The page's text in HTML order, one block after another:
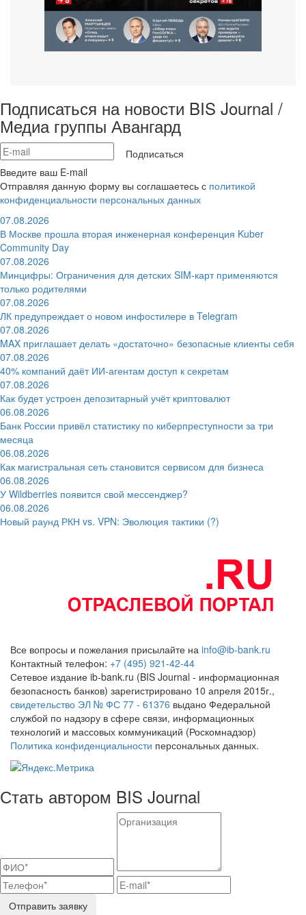
Подписаться на новости BIS Journal /
Медиа группы Авангард
Подписаться
Введите ваш E-mail
Отправляя данную форму вы соглашаетесь с политикой
конфиденциальности персональных данных
07.08.2026
В Москве прошла вторая инженерная конференция Kuber
Community Day
07.08.2026
Минцифры: Ограничения для детских SIM-карт применяются
только родителями
07.08.2026
ЛК предупреждает о новом инфостилере в Telegram
07.08.2026
MAX приглашает делать «достаточно» безопасные клиенты себя
07.08.2026
40% компаний даёт ИИ‑агентам доступ к секретам
07.08.2026
Как будет устроен депозитарный учёт криптовалют
06.08.2026
Банк России привёл статистику по киберпреступности за три
месяца
06.08.2026
Как магистральная сеть становится сервисом для бизнеса
06.08.2026
У Wildberries появится свой мессенджер?
06.08.2026
Новый раунд РКН vs. VPN: Эволюция тактики (?)
Все вопросы и пожелания присылайте на info@ib-bank.ru
Контактный телефон: +7 (495) 921-42-44
Сетевое издание ib-bank.ru (BIS Journal - информационная
безопасность банков) зарегистрировано 10 апреля 2015г.,
свидетельство ЭЛ № ФС 77 - 61376 выдано Федеральной
службой по надзору в сфере связи, информационных
технологий и массовых коммуникаций (Роскомнадзор)
Политика конфиденциальности персональных данных.
Стать автором BIS Journal
Отправить заявку